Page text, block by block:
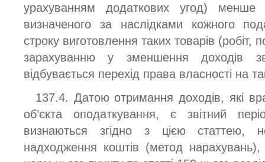
урахуванням додаткових угод) менше
визначеного за наслідками кожного
строку виготовлення таких товарів (робіт,
зарахуванню у зменшення доходів
відбувається перехід права власності на
137.4. Датою отримання доходів, які
об’єкта оподаткування, є звітний
визнаються згідно з цією статтею,
надходження коштів (метод